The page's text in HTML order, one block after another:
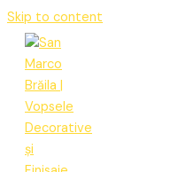
Skip to content